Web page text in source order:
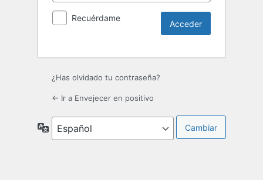
Recuérdame
¿Has olvidado tu contraseña?
← Ir a Envejecer en positivo
Idioma